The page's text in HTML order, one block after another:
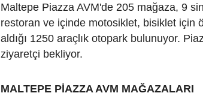
Maltepe Piazza AVM'de 205 mağaza, 9
restoran ve içinde motosiklet, bisiklet için
aldığı 1250 araçlık otopark bulunuyor.
ziyaretçi bekliyor.
MALTEPE PİAZZA AVM MAĞAZALARI